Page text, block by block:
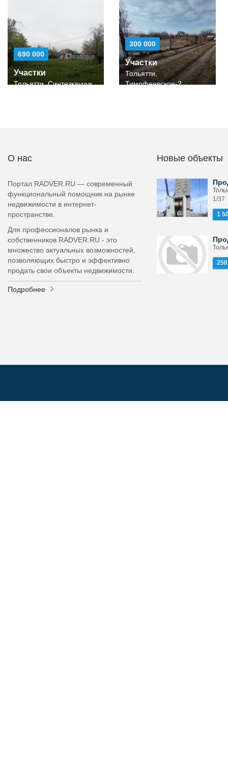
690 000
Участки
Тольятти, Синтезкаучук
300 000
Участки
Тольятти,
Тимофеевское-2
О нас
Портал RADVER.RU — современный
функциональный помощник на рынке
недвижимости в интернет-
пространстве.
Для профессионалов рынка и
собственников RADVER.RU - это
множество актуальных возможностей,
позволяющих быстро и эффективно
продать свои объекты недвижимости.
Подробнее
Новые объекты
1/37
1